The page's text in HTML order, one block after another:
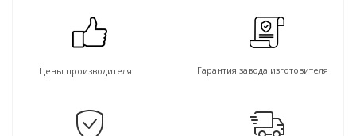
Цены производителя Гарантия завода изготовителя